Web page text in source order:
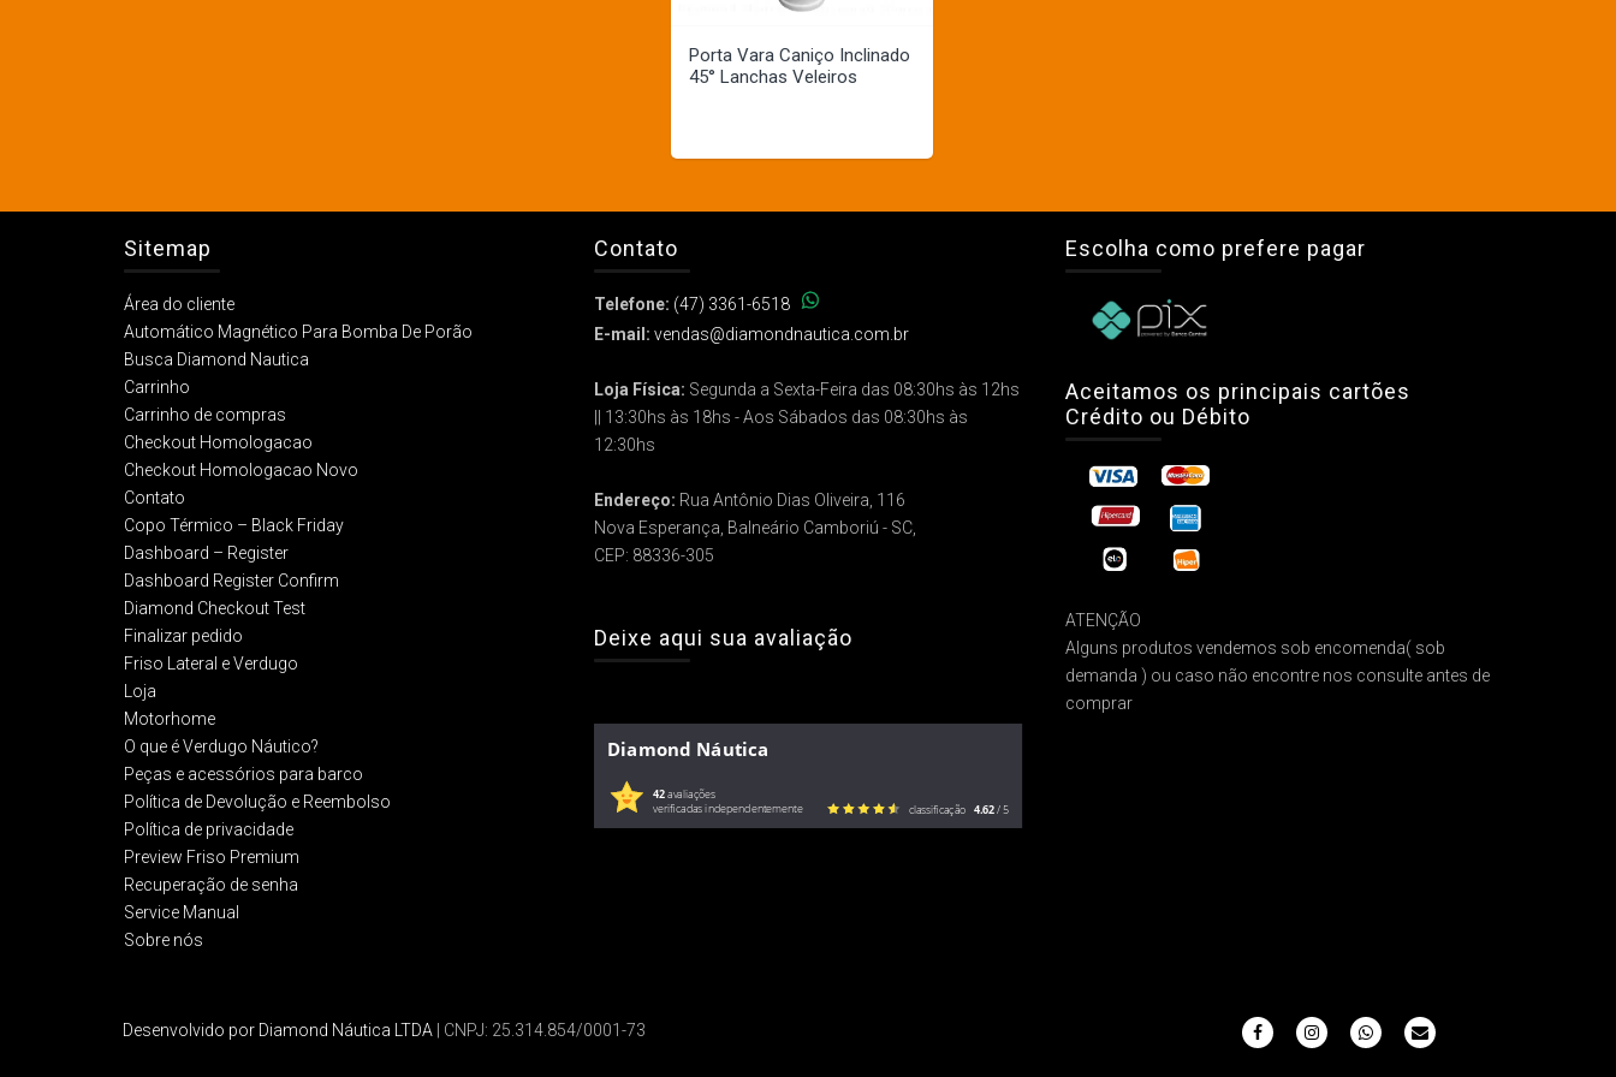
Porta Vara Caniço Inclinado
45° Lanchas Veleiros
Sitemap
Área do cliente
Automático Magnético Para Bomba De Porão
Busca Diamond Nautica
Carrinho
Carrinho de compras
Checkout Homologacao
Checkout Homologacao Novo
Contato
Copo Térmico – Black Friday
Dashboard – Register
Dashboard Register Confirm
Diamond Checkout Test
Finalizar pedido
Friso Lateral e Verdugo
Loja
Motorhome
O que é Verdugo Náutico?
Peças e acessórios para barco
Política de Devolução e Reembolso​
Política de privacidade
Preview Friso Premium
Recuperação de senha
Service Manual
Sobre nós
Contato
Telefone: (47) 3361-6518
E-mail: vendas@diamondnautica.com.br
Loja Física: Segunda a Sexta-Feira das 08:30hs às 12hs
|| 13:30hs às 18hs - Aos Sábados das 08:30hs às
12:30hs
Endereço: Rua Antônio Dias Oliveira, 116
Nova Esperança, Balneário Camboriú - SC,
CEP: 88336-305
Deixe aqui sua avaliação
Diamond Náutica
42avaliações
verificadas independentemente
classificação 4.62/ 5
Escolha como prefere pagar
Aceitamos os principais cartões
Crédito ou Débito
ATENÇÃO
Alguns produtos vendemos sob encomenda( sob
demanda ) ou caso não encontre nos consulte antes de
comprar
Desenvolvido por Diamond Náutica LTDA | CNPJ: 25.314.854/0001-73